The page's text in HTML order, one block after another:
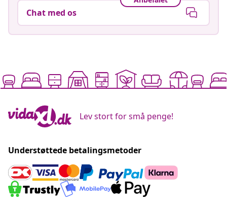
Chat med os
Lev stort for små penge!
Understøttede betalingsmetoder